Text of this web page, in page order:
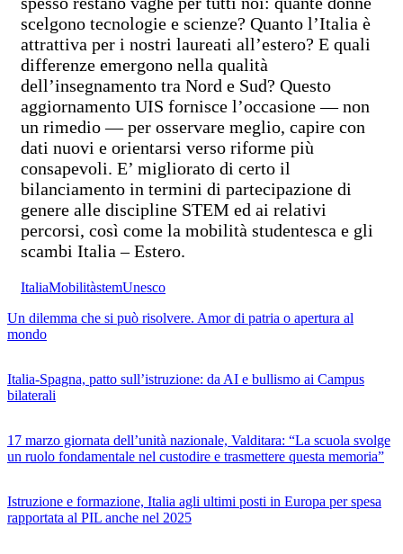
scelgono tecnologie e scienze? Quanto l’Italia è
attrattiva per i nostri laureati all’estero? E quali
differenze emergono nella qualità
dell’insegnamento tra Nord e Sud? Questo
aggiornamento UIS fornisce l’occasione — non
un rimedio — per osservare meglio, capire con
dati nuovi e orientarsi verso riforme più
consapevoli. E’ migliorato di certo il
bilanciamento in termini di partecipazione di
genere alle discipline STEM ed ai relativi
percorsi, così come la mobilità studentesca e gli
scambi Italia – Estero.
ItaliaMobilitàstemUnesco
Un dilemma che si può risolvere. Amor di patria o apertura al
mondo
Italia-Spagna, patto sull’istruzione: da AI e bullismo ai Campus
bilaterali
17 marzo giornata dell’unità nazionale, Valditara: “La scuola svolge
un ruolo fondamentale nel custodire e trasmettere questa memoria”
Istruzione e formazione, Italia agli ultimi posti in Europa per spesa
rapportata al PIL anche nel 2025